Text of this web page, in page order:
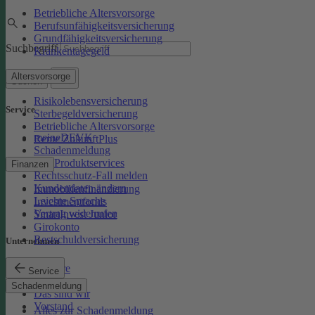
Betriebliche Altersvorsorge
Berufsunfähigkeitsversicherung
Grundfähigkeitsversicherung
Krankentagegeld
Altersvorsorge
Risikolebensversicherung
Sterbegeldversicherung
Betriebliche Altersvorsorge
Rente ZukunftPlus
Finanzen
Immobilienfinanzierung
Investmentfonds
SmartInvest Junior
Girokonto
Restschuldversicherung
Service
Schadenmeldung
Alles zur Schadenmeldung
Suchbegriff
Suchen
Service
meineDEVK
Schadenmeldung
Kfz-Produktservices
Rechtsschutz-Fall melden
Kundendaten ändern
Leichte Sprache
Vertrag widerrufen
Unternehmen
Karriere
Presse
Das sind wir
Vorstand